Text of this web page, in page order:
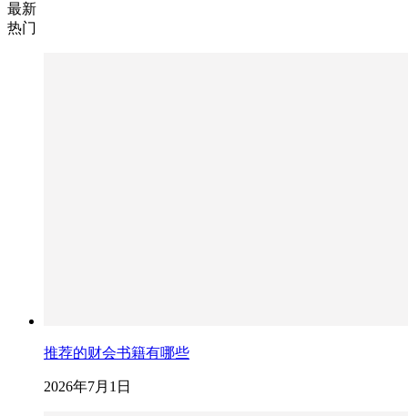
最新
热门
推荐的财会书籍有哪些
2026年7月1日